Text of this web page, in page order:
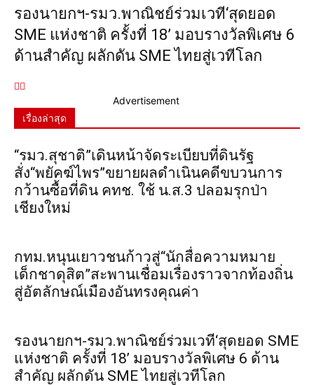
รองนายกฯ-รมว.พาณิชย์ร่วมเวที‘สุดยอด
SME แห่งชาติ ครั้งที่ 18’ มอบรางวัลพิเศษ 6
ด้านสำคัญ ผลักดัน SME ไทยสู่เวทีโลก
Advertisement
เรื่องล่าสุด
“รมว.สุชาติ”เดินหน้าจัดระเบียบที่ดินรัฐ
สั่ง“พยัคฆ์ไพร”ขยายผลดำเนินคดีขบวนการ
กว้านซื้อที่ดิน คทช. ใช้ น.ส.3 ปลอมรุกป่า
เชียงใหม่
กทม.หนุนเยาวชนก้าวสู่“นักสื่อความหมาย
เด็กชาดุสิต”สะพานเชื่อมเรื่องราวจากท้องถิ่น
สู่อัตลักษณ์เมืองอันทรงคุณค่า
รองนายกฯ-รมว.พาณิชย์ร่วมเวที‘สุดยอด SME
แห่งชาติ ครั้งที่ 18’ มอบรางวัลพิเศษ 6 ด้าน
สำคัญ ผลักดัน SME ไทยสู่เวทีโลก